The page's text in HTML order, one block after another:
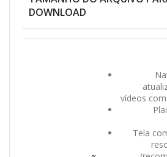
DOWNLOAD
vídeos
Tela